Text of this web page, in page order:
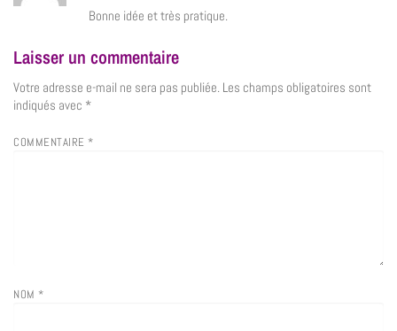
Bonne idée et très pratique.
Laisser un commentaire
Votre adresse e-mail ne sera pas publiée. Les champs obligatoires sont
indiqués avec *
COMMENTAIRE *
NOM *